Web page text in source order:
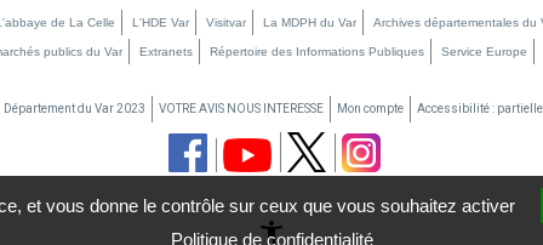
de La Celle L'HDE Var Visitvar La MDPH du Var Archives départementales du
publics du Var Extranets Répertoire des Informations Publiques Service Europe
Département du Var 2023 VOTRE AVIS NOUS INTERESSE Mon compte Accessibilité :
settings_accessibility
et vous donne le contrôle sur ceux que vous souhaitez activer
Politique de confidentialité